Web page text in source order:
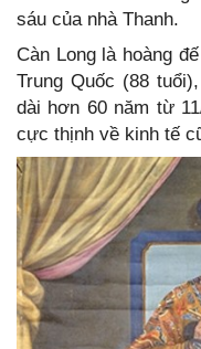
sáu của nhà Thanh.
Càn Long là hoàng
Trung Quốc (88
dài hơn 60 năm từ
cực thịnh về kinh tế